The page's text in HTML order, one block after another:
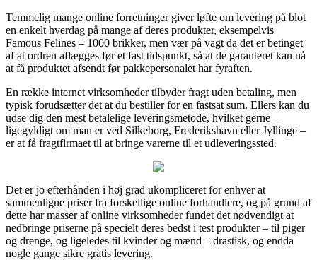
Temmelig mange online forretninger giver løfte om levering på blot
en enkelt hverdag på mange af deres produkter, eksempelvis
Famous Felines – 1000 brikker, men vær på vagt da det er betinget
af at ordren aflægges før et fast tidspunkt, så at de garanteret kan nå
at få produktet afsendt før pakkepersonalet har fyraften.
En række internet virksomheder tilbyder fragt uden betaling, men
typisk forudsætter det at du bestiller for en fastsat sum. Ellers kan du
udse dig den mest betalelige leveringsmetode, hvilket gerne –
ligegyldigt om man er ved Silkeborg, Frederikshavn eller Jyllinge –
er at få fragtfirmaet til at bringe varerne til et udleveringssted.
Det er jo efterhånden i høj grad ukompliceret for enhver at
sammenligne priser fra forskellige online forhandlere, og på grund af
dette har masser af online virksomheder fundet det nødvendigt at
nedbringe priserne på specielt deres bedst i test produkter – til piger
og drenge, og ligeledes til kvinder og mænd – drastisk, og endda
nogle gange sikre gratis levering.